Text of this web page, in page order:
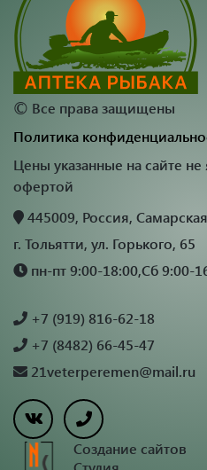
© Все права защищены
Политика
Цены указанные на сайте
офертой
445009, Россия,
г. Тольятти, ул. Горького, 65
пн-пт 9:00-18:00,Сб 9:00-
+7 (919) 816-62-18
+7 (8482) 66-45-47
21veterperemen@mail.ru
Создание сайтов